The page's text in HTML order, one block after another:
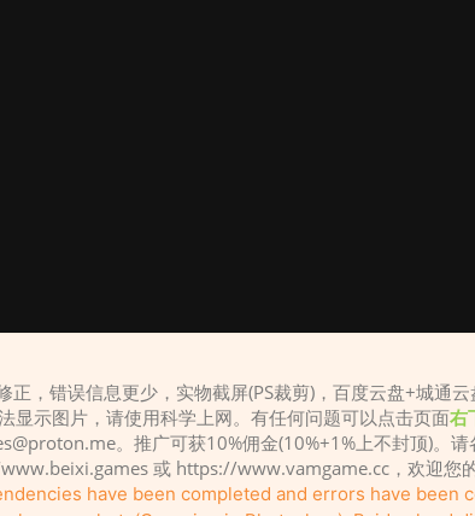
，错误信息更少，实物截屏(PS裁剪)，百度云盘+城通
显示图片，请使用科学上网。有任何问题可以点击页面右
。推广可获10%佣金(10%+1%上不封顶)。
或 https://www.vamgame.cc，欢迎您
have been completed and errors have been